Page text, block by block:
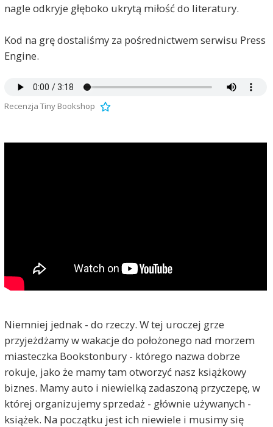
nagle odkryje głęboko ukrytą miłość do literatury.
Kod na grę dostaliśmy za pośrednictwem serwisu Press
Engine.
Recenzja Tiny Bookshop
Niemniej jednak - do rzeczy. W tej uroczej grze
przyjeżdżamy w wakacje do położonego nad morzem
miasteczka Bookstonbury - którego nazwa dobrze
rokuje, jako że mamy tam otworzyć nasz książkowy
biznes. Mamy auto i niewielką zadaszoną przyczepę, w
której organizujemy sprzedaż - głównie używanych -
książek. Na początku jest ich niewiele i musimy się